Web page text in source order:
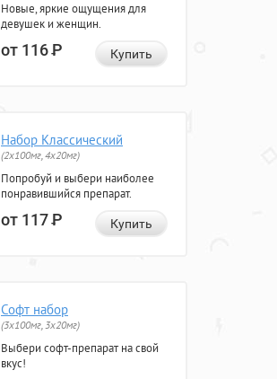
Новые, яркие ощущения для
девушек и женщин.
от 116Р Купить
Набор Классический
(2x100мг, 4x20мг)
Попробуй и выбери наиболее
понравившийся препарат.
от 117Р Купить
Софт набор
(3x100мг, 3x20мг)
Выбери софт-препарат на свой
вкус!